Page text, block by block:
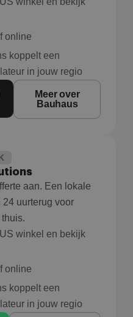
online
koppelt een
in jouw regio
Meer over
Bauhaus
aan. Een lokale
uurterug voor
winkel en bekijk
online
koppelt een
in jouw regio